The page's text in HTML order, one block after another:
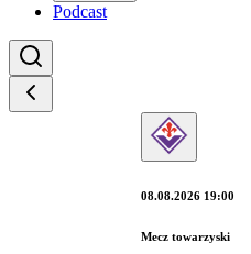
Podcast
08.08.2026 19:00
Mecz towarzyski